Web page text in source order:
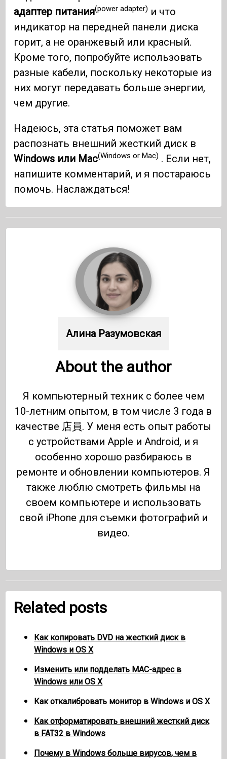
адаптер питания(power adapter) и что
индикатор на передней панели диска
горит, а не оранжевый или красный.
Кроме того, попробуйте использовать
разные кабели, поскольку некоторые из
них могут передавать больше энергии,
чем другие.
Надеюсь, эта статья поможет вам
распознать внешний жесткий диск в
Windows или Mac(Windows or Mac) . Если нет,
напишите комментарий, и я постараюсь
помочь. Наслаждаться!
Алина Разумовская
About the author
Я компьютерный техник с более чем
10-летним опытом, в том числе 3 года в
качестве 店員. У меня есть опыт работы
с устройствами Apple и Android, и я
особенно хорошо разбираюсь в
ремонте и обновлении компьютеров. Я
также люблю смотреть фильмы на
своем компьютере и использовать
свой iPhone для съемки фотографий и
видео.
Related posts
Как копировать DVD на жесткий диск в
Windows и OS X
Изменить или подделать MAC-адрес в
Windows или OS X
Как откалибровать монитор в Windows и OS X
Как отформатировать внешний жесткий диск
в FAT32 в Windows
Почему в Windows больше вирусов, чем в